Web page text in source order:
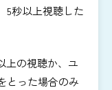
5秒以上視聴した
上の視聴か、ユ
とった場合のみ